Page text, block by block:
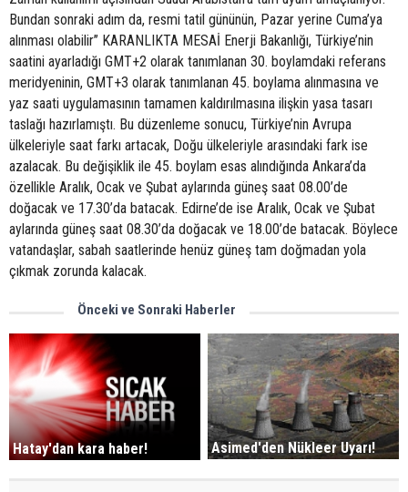
Bundan sonraki adım da, resmi tatil gününün, Pazar yerine Cuma’ya
alınması olabilir’’ KARANLIKTA MESAİ Enerji Bakanlığı, Türkiye’nin
saatini ayarladığı GMT+2 olarak tanımlanan 30. boylamdaki referans
meridyeninin, GMT+3 olarak tanımlanan 45. boylama alınmasına ve
yaz saati uygulamasının tamamen kaldırılmasına ilişkin yasa tasarı
taslağı hazırlamıştı. Bu düzenleme sonucu, Türkiye’nin Avrupa
ülkeleriyle saat farkı artacak, Doğu ülkeleriyle arasındaki fark ise
azalacak. Bu değişiklik ile 45. boylam esas alındığında Ankara’da
özellikle Aralık, Ocak ve Şubat aylarında güneş saat 08.00’de
doğacak ve 17.30’da batacak. Edirne’de ise Aralık, Ocak ve Şubat
aylarında güneş saat 08.30’da doğacak ve 18.00’de batacak. Böylece
vatandaşlar, sabah saatlerinde henüz güneş tam doğmadan yola
çıkmak zorunda kalacak.
Önceki ve Sonraki Haberler
Hatay'dan kara haber! Asimed'den Nükleer Uyarı!